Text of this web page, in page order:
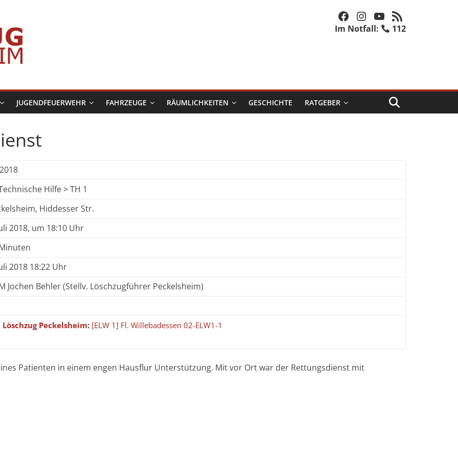
Facebook Instagram YouTube RSS-Feed
Im Notfall: 112
JUGENDFEUERWEHR FAHRZEUGE RÄUMLICHKEITEN GESCHICHTE RATGEBER
Hilfe > TH 1
Hiddesser Str.
2018, um 18:10 Uhr
2018 18:22 Uhr
Jochen Behler (Stellv. Löschzugführer Peckelsheim)
Löschzug Peckelsheim: [ELW 1] Fl. Willebadessen 02-ELW1-1
Patienten in einem engen Hausflur Unterstützung. Mit vor Ort war der Rettungsdienst mit